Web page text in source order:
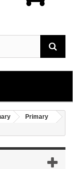
+
+
+
Primary